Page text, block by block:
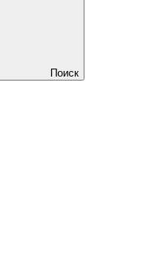
Поиск